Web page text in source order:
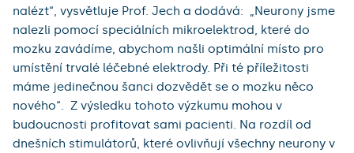
nalézt“, vysvětluje Prof. Jech a dodává: „Neurony jsme
nalezli pomocí speciálních mikroelektrod, které do
mozku zavádíme, abychom našli optimální místo pro
umístění trvalé léčebné elektrody. Při té příležitosti
máme jedinečnou šanci dozvědět se o mozku něco
nového“. Z výsledku tohoto výzkumu mohou v
budoucnosti profitovat sami pacienti. Na rozdíl od
dnešních stimulátorů, které ovlivňují všechny neurony v